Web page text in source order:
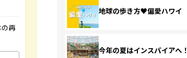
再
地球の歩き方♥偏愛ハワイ
今年の夏はインスパイアへ！